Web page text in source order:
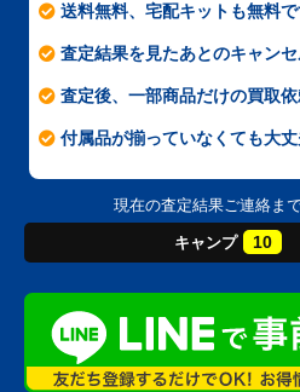
送料無料、宅配キットも無料
査定結果を見たあとのキャン
査定後、一部商品だけの買取
付属品が揃っていなくても大
現在の査定結果ご連絡ま
キャンプ 10